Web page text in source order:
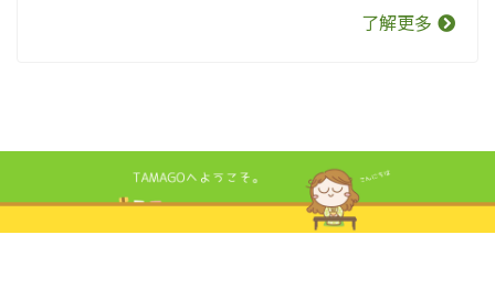
了解更多